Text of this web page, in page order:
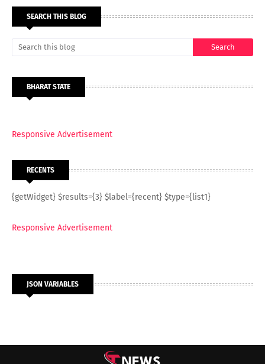
SEARCH THIS BLOG
BHARAT STATE
Responsive Advertisement
RECENTS
{getWidget} $results={3} $label={recent} $type={list1}
Responsive Advertisement
JSON VARIABLES